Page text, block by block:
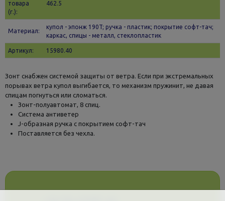
товара
(г.):
462.5
Материал:
купол - эпонж 190T; ручка - пластик; покрытие софт-тач;
каркас, спицы - металл, стеклопластик
Артикул: 15980.40
Зонт снабжен системой защиты от ветра. Если при экстремальных
порывах ветра купол выгибается, то механизм пружинит, не давая
спицам погнуться или сломаться.
Зонт-полуавтомат, 8 спиц.
Система антиветер
J-образная ручка с покрытием софт-тач
Поставляется без чехла.